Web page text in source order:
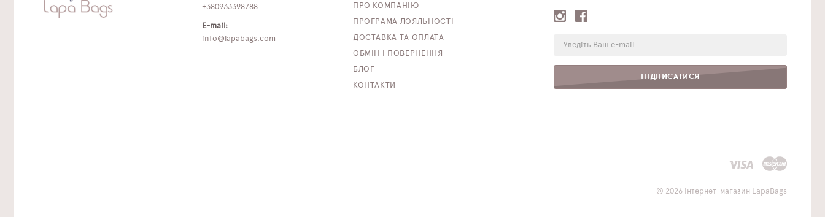
ПІДПИСАТИСЯ
ПРО КОМПАНІЮ
ПРОГРАМА ЛОЯЛЬНОСТІ
ДОСТАВКА ТА ОПЛАТА
ОБМІН І ПОВЕРНЕННЯ
БЛОГ
КОНТАКТИ
+380933398788
E-mail:
info@lapabags.com
© 2026 Інтернет-магазин LapaBags